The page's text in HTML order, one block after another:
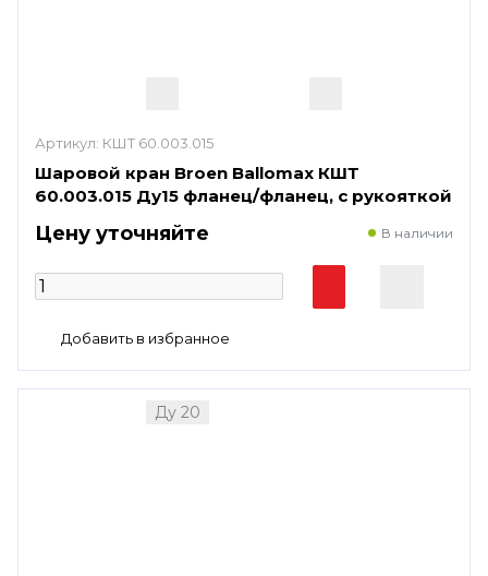
Артикул: КШТ 60.003.015
Шаровой кран Broen Ballomax КШТ
60.003.015 Ду15 фланец/фланец, с рукояткой
Цену уточняйте В наличии
Ду 20